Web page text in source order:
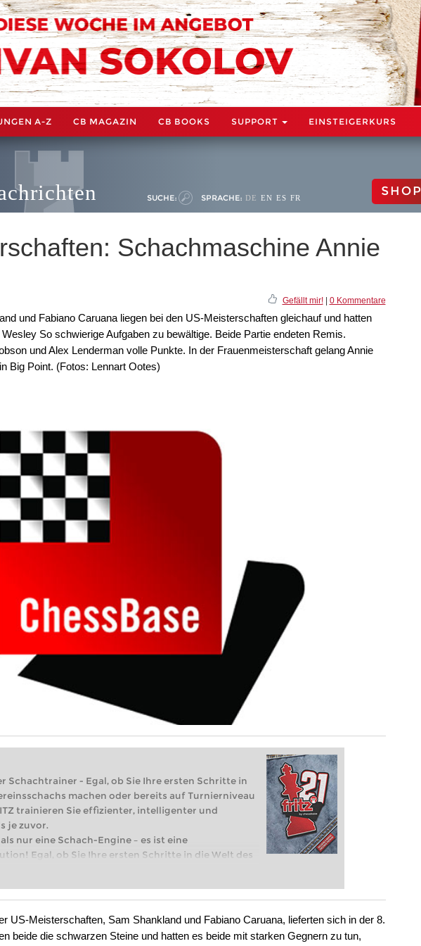
A-Z CB MAGAZIN CB BOOKS SUPPORT EINSTEIGERKURS
SUCHE: SPRACHE: DE EN ES FR SHOP
Schachmaschine Annie
Gefällt mir!| 0 Kommentare
und Fabiano Caruana liegen bei den US-Meisterschaften gleichauf und hatten
So schwierige Aufgaben zu bewältige. Beide Partie endeten Remis.
und Alex Lenderman volle Punkte. In der Frauenmeisterschaft gelang Annie
Big Point. (Fotos: Lennart Ootes)
Schachtrainer - Egal, ob Sie Ihre ersten Schritte in
machen oder bereits auf Turnierniveau
trainieren Sie effizienter, intelligenter und
je zuvor.
nur eine Schach-Engine – es ist eine
Egal, ob Sie Ihre ersten Schritte in die Welt des
machen oder bereits auf Turnierniveau spielen: Mit
US-Meisterschaften, Sam Shankland und Fabiano Caruana, lieferten sich in der 8.
beide die schwarzen Steine und hatten es beide mit starken Gegnern zu tun,